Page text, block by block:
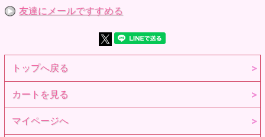
友達にメールですすめる
トップへ戻る
カートを見る
マイページへ